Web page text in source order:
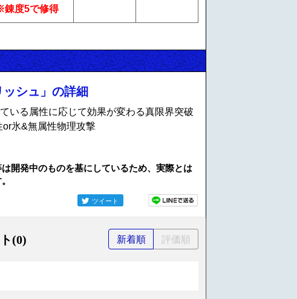
錬度5で修得
ッシュ」の詳細
いる属性に応じて効果が変わる真限界突破
or氷&無属性物理攻撃
開発中のものを基にしているため、実際とは
ツイート
(0) 新着順 評価順